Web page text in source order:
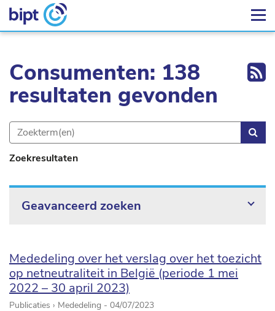
Consumenten: 138
resultaten gevonden
Zoekresultaten
Geavanceerd zoeken
Mededeling over het verslag over het toezicht
op netneutraliteit in België (periode 1 mei
2022 – 30 april 2023)
Publicaties › Mededeling - 04/07/2023